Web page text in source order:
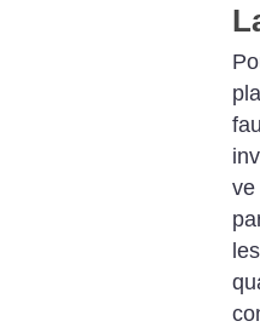
ve